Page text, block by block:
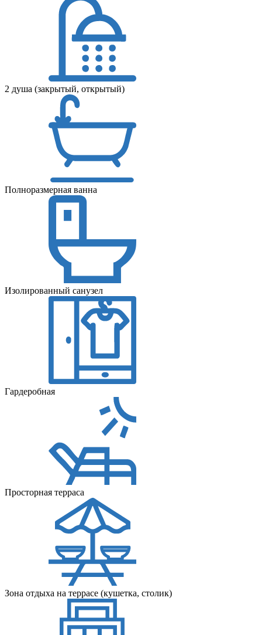
2 душа (закрытый, открытый)
Полноразмерная ванна
Изолированный санузел
Гардеробная
Просторная терраса
Зона отдыха на террасе (кушетка, столик)